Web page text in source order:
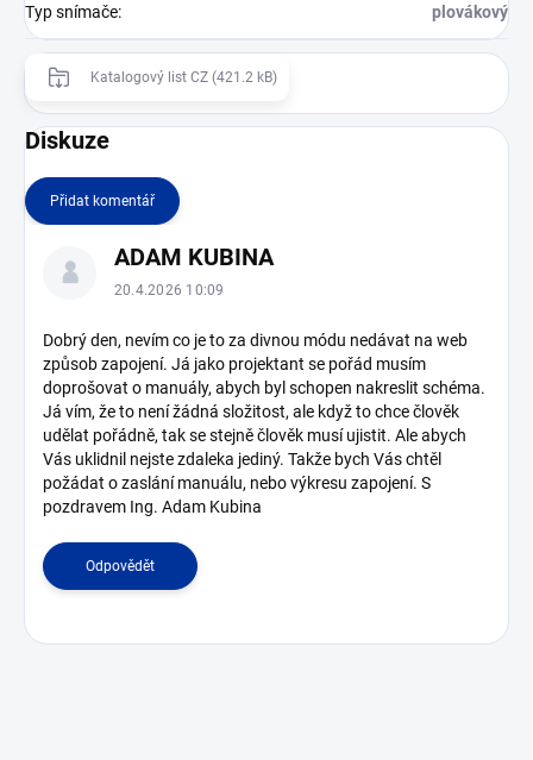
Typ snímače: plovákový
Katalogový list CZ (421.2 kB)
Diskuze
Přidat komentář
ADAM KUBINA
20.4.2026 10:09
Dobrý den, nevím co je to za divnou módu nedávat na web
způsob zapojení. Já jako projektant se pořád musím
doprošovat o manuály, abych byl schopen nakreslit schéma.
Já vím, že to není žádná složitost, ale když to chce člověk
udělat pořádně, tak se stejně člověk musí ujistit. Ale abych
Vás uklidnil nejste zdaleka jediný. Takže bych Vás chtěl
požádat o zaslání manuálu, nebo výkresu zapojení. S
pozdravem Ing. Adam Kubina
Odpovědět